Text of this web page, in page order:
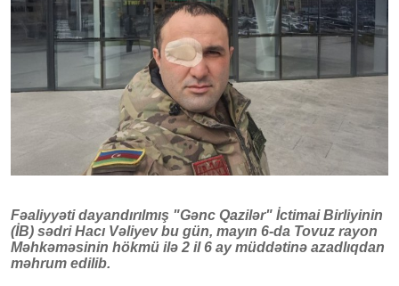
Fəaliyyəti dayandırılmış "Gənc Qazilər" İctimai Birliyinin
(İB) sədri Hacı Vəliyev bu gün, mayın 6-da Tovuz rayon
Məhkəməsinin hökmü ilə 2 il 6 ay müddətinə azadlıqdan
məhrum edilib.